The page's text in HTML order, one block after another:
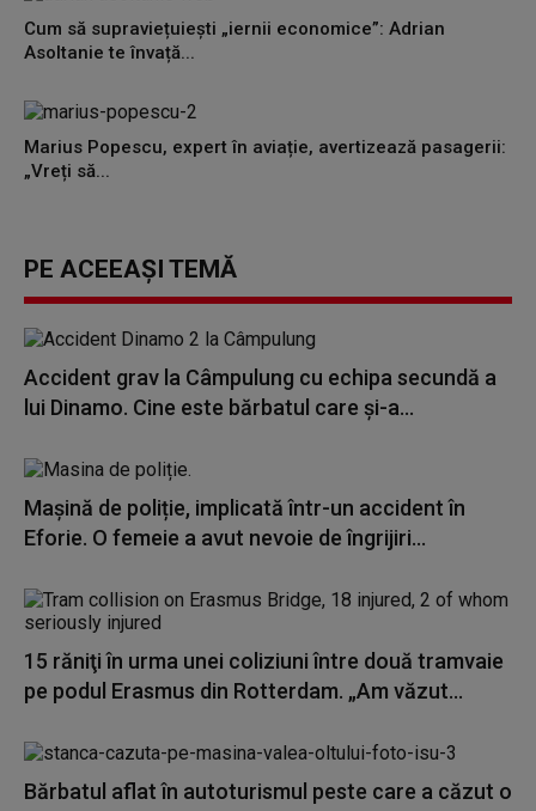
Cum să supraviețuiești „iernii economice”: Adrian
Asoltanie te învață...
Marius Popescu, expert în aviație, avertizează pasagerii:
„Vreți să...
PE ACEEAȘI TEMĂ
Accident grav la Câmpulung cu echipa secundă a
lui Dinamo. Cine este bărbatul care și-a...
Mașină de poliție, implicată într-un accident în
Eforie. O femeie a avut nevoie de îngrijiri...
15 răniţi în urma unei coliziuni între două tramvaie
pe podul Erasmus din Rotterdam. „Am văzut...
Bărbatul aflat în autoturismul peste care a căzut o